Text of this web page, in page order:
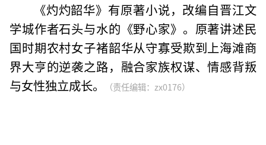
《灼灼韶华》有原著小说，改编自晋江文
学城作者石头与水的《野心家》。原著讲述民
国时期农村女子褚韶华从守寡受欺到上海滩商
界大亨的逆袭之路，融合家族权谋、情感背叛
与女性独立成长。
（责任编辑：zx0176）